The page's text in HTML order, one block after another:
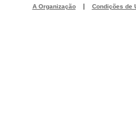
A Organização | Condições de